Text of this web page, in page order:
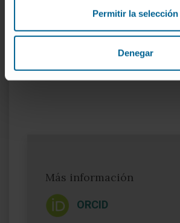
Permitir la selección
Denegar
proyectos nacionales e
internacionales (SEBBM,
Más información
ORCID